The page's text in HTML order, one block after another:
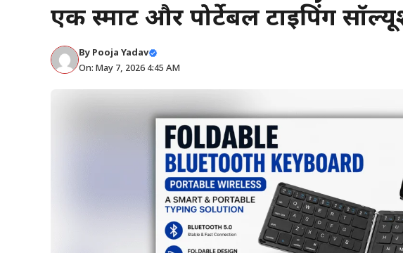
एक स्मार्ट और पोर्टेबल टाइपिंग
By Pooja Yadav
On: May 7, 2026 4:45 AM